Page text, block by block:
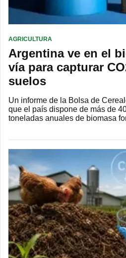
AGRICULTURA
Argentina ve en el
vía para capturar
suelos
Un informe de la Bolsa de
que el país dispone de más de
toneladas anuales de biomasa